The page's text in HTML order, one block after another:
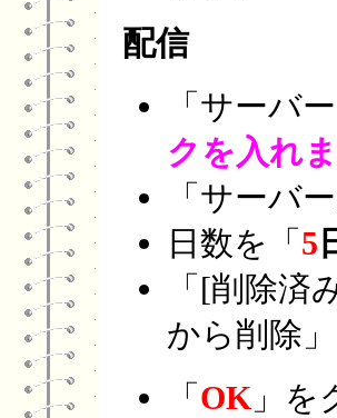
配信
「サーバ
クを入れ
「サーバ
日数を「 5
「[削除
から削除」
「 OK 」